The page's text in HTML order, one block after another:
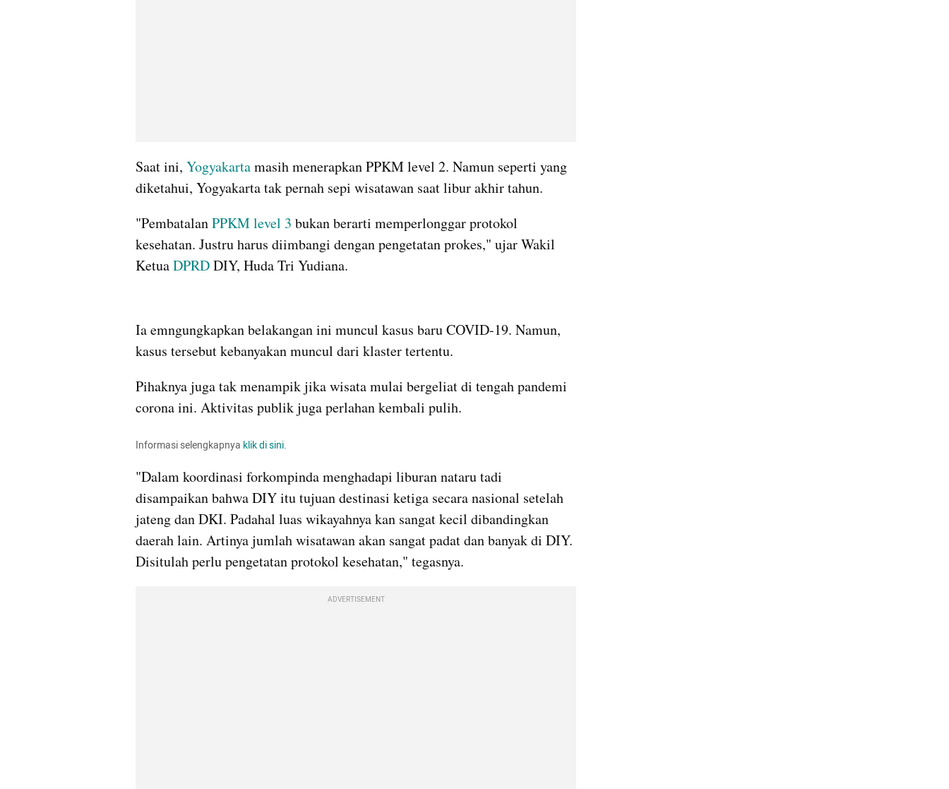
Saat ini, Yogyakarta masih menerapkan PPKM level 2. Namun seperti yang
diketahui, Yogyakarta tak pernah sepi wisatawan saat libur akhir tahun.
"Pembatalan PPKM level 3 bukan berarti memperlonggar protokol
kesehatan. Justru harus diimbangi dengan pengetatan prokes," ujar Wakil
Ketua DPRD DIY, Huda Tri Yudiana.
Ia emngungkapkan belakangan ini muncul kasus baru COVID-19. Namun,
kasus tersebut kebanyakan muncul dari klaster tertentu.
Pihaknya juga tak menampik jika wisata mulai bergeliat di tengah pandemi
corona ini. Aktivitas publik juga perlahan kembali pulih.
Informasi selengkapnya klik di sini.
"Dalam koordinasi forkompinda menghadapi liburan nataru tadi
disampaikan bahwa DIY itu tujuan destinasi ketiga secara nasional setelah
jateng dan DKI. Padahal luas wikayahnya kan sangat kecil dibandingkan
daerah lain. Artinya jumlah wisatawan akan sangat padat dan banyak di DIY.
Disitulah perlu pengetatan protokol kesehatan," tegasnya.
ADVERTISEMENT